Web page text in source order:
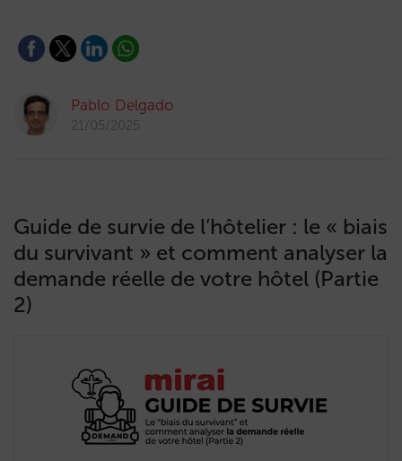
Pablo Delgado
21/05/2025
Guide de survie de l’hôtelier : le « biais
du survivant » et comment analyser la
demande réelle de votre hôtel (Partie
2)